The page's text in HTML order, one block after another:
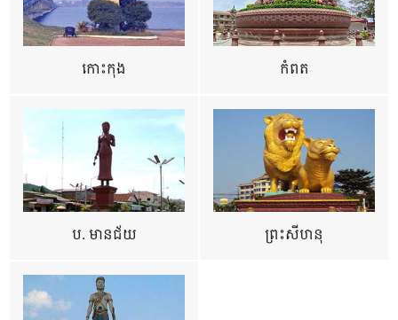
កោះកុង កំពត
ប. មានជ័យ ព្រះសីហនុ